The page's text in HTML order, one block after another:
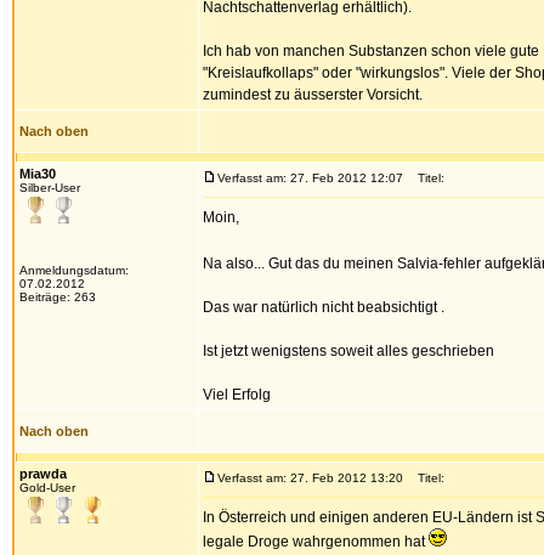
Nachtschattenverlag erhältlich).
Ich hab von manchen Substanzen schon viele
"Kreislaufkollaps" oder "wirkungslos". Viele der
zumindest zu äusserster Vorsicht.
Nach oben
Mia30
Silber-User
Anmeldungsdatum:
07.02.2012
Beiträge: 263
Verfasst am: 27. Feb 2012 12:07 Titel:
Moin,
Na also... Gut das du meinen Salvia-fehler
Das war natürlich nicht beabsichtigt .
Ist jetzt wenigstens soweit alles geschrieben
Viel Erfolg
Nach oben
prawda
Gold-User
Verfasst am: 27. Feb 2012 13:20 Titel:
In Österreich und einigen anderen EU-Ländern
legale Droge wahrgenommen hat